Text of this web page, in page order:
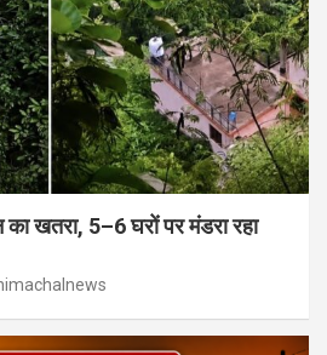
खतरा, 5–6 घरों पर मंडरा रहा